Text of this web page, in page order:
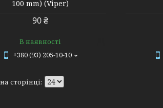
100 mm) (Viper)
90 ₴
В наявності
+380 (93) 205-10-10